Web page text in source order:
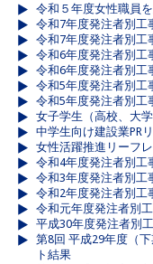
令和５年度女性職員
令和7年度発注者別工
令和7年度発注者別工
令和6年度発注者別工
令和6年度発注者別工
令和5年度発注者別工
令和5年度発注者別工
女子学生（高校、大
中学生向け建設業PR
女性活躍推進リーフ
令和4年度発注者別工
令和3年度発注者別工
令和2年度発注者別工
令和元年度発注者別
平成30年度発注者別
第8回 平成29年度（
ト結果